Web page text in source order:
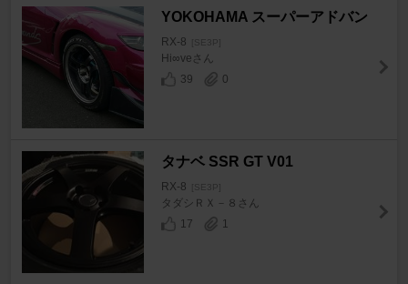
YOKOHAMA スーパーアドバン
RX-8 [SE3P]
Hi∞veさん
39
0
タナベ SSR GT V01
RX-8 [SE3P]
タダシＲＸ－８さん
17
1